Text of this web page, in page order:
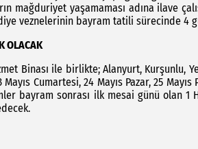
mağduriyet yaşamaması adına ilave
veznelerinin bayram tatili sürecinde 4
OLACAK
Binası ile birlikte; Alanyurt, Kurşunlu,
Cumartesi, 24 Mayıs Pazar, 25 Mayıs
bayram sonrası ilk mesai günü olan 1